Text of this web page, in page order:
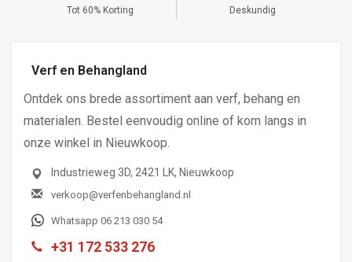
Tot 60% Korting Deskundig
Verf en Behangland
Ontdek ons brede assortiment aan verf, behang en
materialen. Bestel eenvoudig online of kom langs in
onze winkel in Nieuwkoop.
Industrieweg 3D, 2421 LK, Nieuwkoop
verkoop@verfenbehangland.nl
Whatsapp 06 213 030 54
+31 172 533 276